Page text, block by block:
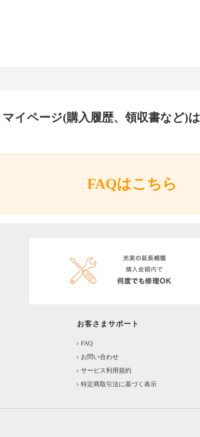
マイページ(購入履歴、領収書など)は
FAQはこちら
お客さまサポート
FAQ
お問い合わせ
サービス利用規約
特定商取引法に基づく表示